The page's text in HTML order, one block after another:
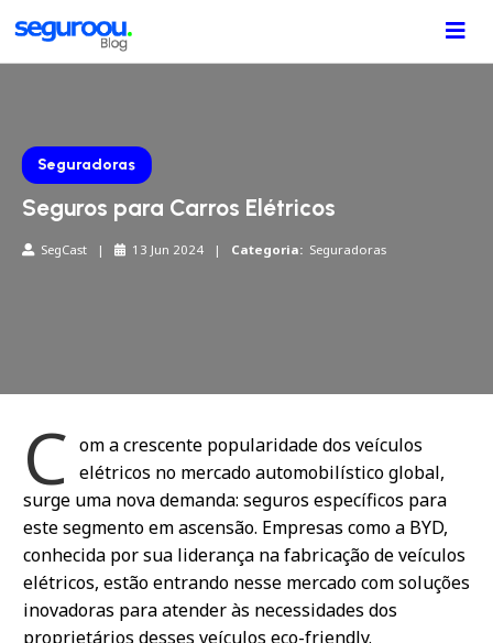
Seguradoras
Seguros para Carros Elétricos
SegCast | 13 Jun 2024 | Categoria:Seguradoras
C om a crescente popularidade dos veículos
elétricos no mercado automobilístico global,
surge uma nova demanda: seguros específicos para
este segmento em ascensão. Empresas como a BYD,
conhecida por sua liderança na fabricação de veículos
elétricos, estão entrando nesse mercado com soluções
inovadoras para atender às necessidades dos
proprietários desses veículos eco-friendly.